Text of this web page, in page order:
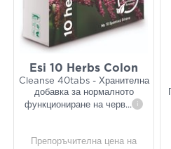
Esi 10 Herbs Colon
Cleanse 40tabs - Хранителна
добавка за нормалното
функциониране на черв... i
Препоръчителна цена на